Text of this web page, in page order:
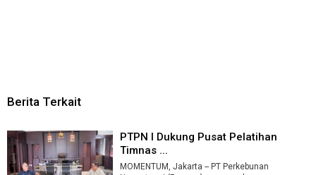
Berita Terkait
PTPN I Dukung Pusat Pelatihan
Timnas ...
MOMENTUM, Jakarta -- PT Perkebunan